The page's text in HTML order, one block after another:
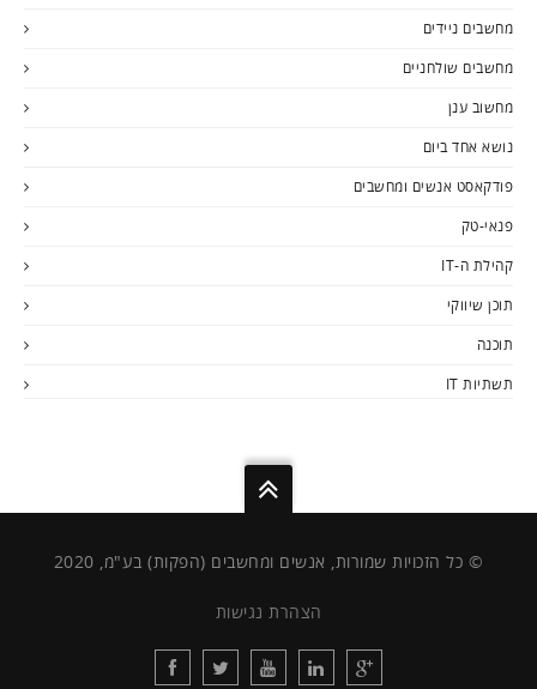
מחשבים ניידים
מחשבים שולחניים
מחשוב ענן
נושא אחד ביום
פודקאסט אנשים ומחשבים
פנאי-טק
קהילת ה-IT
תוכן שיווקי
תוכנה
תשתיות IT
© כל הזכויות שמורות, אנשים ומחשבים (הפקות) בע"מ, 2020
הצהרת נגישות